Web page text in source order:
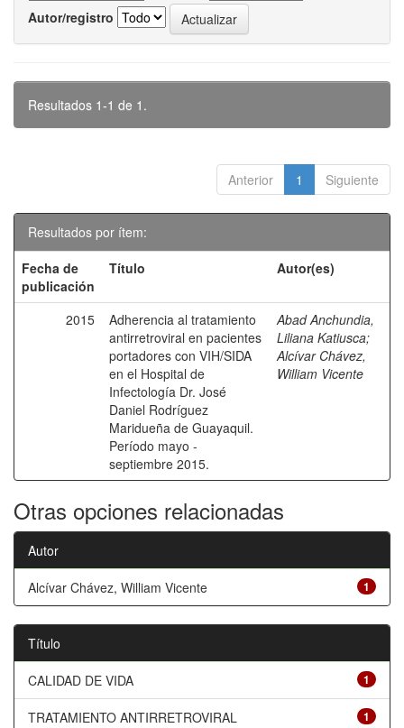
Autor/registro
Resultados 1-1 de 1.
Anterior 1 Siguiente
Resultados por ítem:
Fecha de
publicación
Título Autor(es)
2015
Adherencia al tratamiento
antirretroviral en pacientes
portadores con VIH/SIDA
en el Hospital de
Infectología Dr. José
Daniel Rodríguez
Maridueña de Guayaquil.
Período mayo -
septiembre 2015.
Abad Anchundia,
Liliana Katiusca;
Alcívar Chávez,
William Vicente
Otras opciones relacionadas
Autor
1
Alcívar Chávez, William Vicente
Título
1
CALIDAD DE VIDA
1
TRATAMIENTO ANTIRRETROVIRAL